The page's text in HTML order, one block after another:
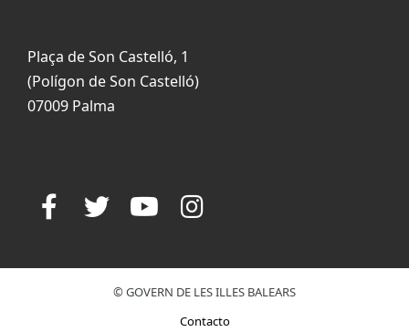
Plaça de Son Castelló, 1
(Polígon de Son Castelló)
07009 Palma
© GOVERN DE LES ILLES BALEARS
Contacto